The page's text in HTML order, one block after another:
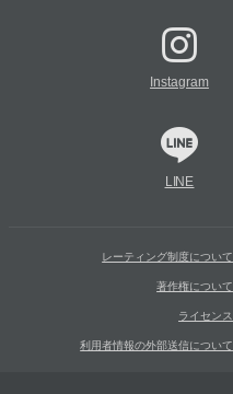
Instagram
LINE
レーティング制度について
著作権について
ライセンス
利用者情報の外部送信について